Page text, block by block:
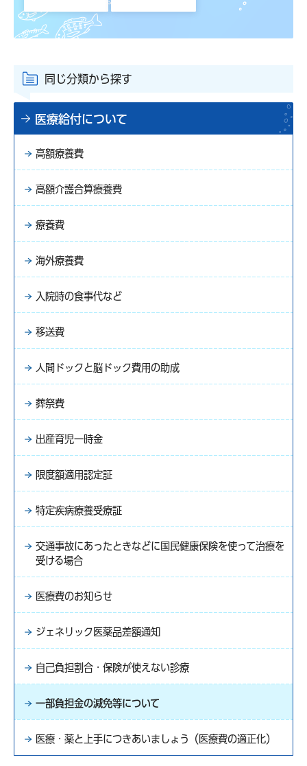
同じ分類から探す
医療給付について
高額療養費
高額介護合算療養費
療養費
海外療養費
入院時の食事代など
移送費
人間ドックと脳ドック費用の助成
葬祭費
出産育児一時金
限度額適用認定証
特定疾病療養受療証
交通事故にあったときなどに国民健康保険を使って治療を
受ける場合
医療費のお知らせ
ジェネリック医薬品差額通知
自己負担割合・保険が使えない診療
一部負担金の減免等について
医療・薬と上手につきあいましょう（医療費の適正化）